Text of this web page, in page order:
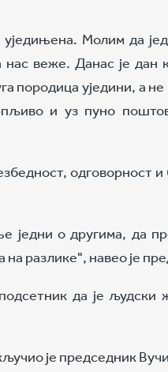
уједињена. Молим да
веже. Данас је дан
породица уједини, а не
и уз пуно
одговорност и
једни о другима, да
разлике", навео је
да је људски
је председник